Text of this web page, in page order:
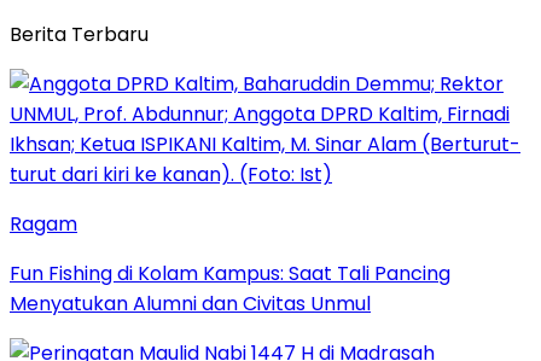
Berita Terbaru
Ragam
Fun Fishing di Kolam Kampus: Saat Tali Pancing
Menyatukan Alumni dan Civitas Unmul